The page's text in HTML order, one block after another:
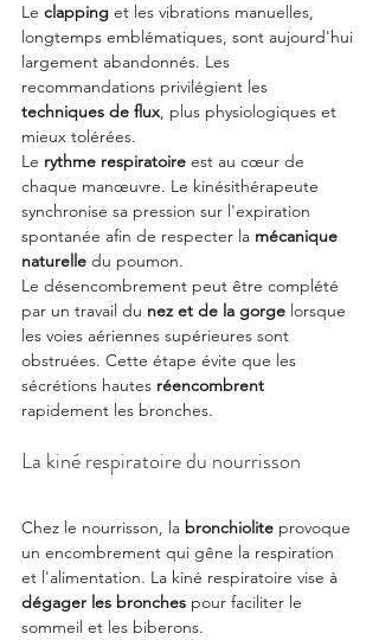
Le clapping et les vibrations manuelles,
longtemps emblématiques, sont aujourd'hui
largement abandonnés. Les
recommandations privilégient les
techniques de flux, plus physiologiques et
mieux tolérées.
Le rythme respiratoire est au cœur de
chaque manœuvre. Le kinésithérapeute
synchronise sa pression sur l'expiration
spontanée afin de respecter la mécanique
naturelle du poumon.
Le désencombrement peut être complété
par un travail du nez et de la gorge lorsque
les voies aériennes supérieures sont
obstruées. Cette étape évite que les
sécrétions hautes réencombrent
rapidement les bronches.
La kiné respiratoire du nourrisson
Chez le nourrisson, la bronchiolite provoque
un encombrement qui gêne la respiration
et l'alimentation. La kiné respiratoire vise à
dégager les bronches pour faciliter le
sommeil et les biberons.